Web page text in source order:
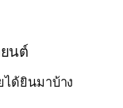
นต์
ด้ยินมาบ้าง